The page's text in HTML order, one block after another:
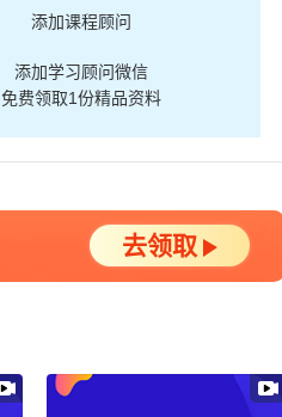
添加课程顾问
添加学习顾问微信
免费领取1份精品资料
去领取